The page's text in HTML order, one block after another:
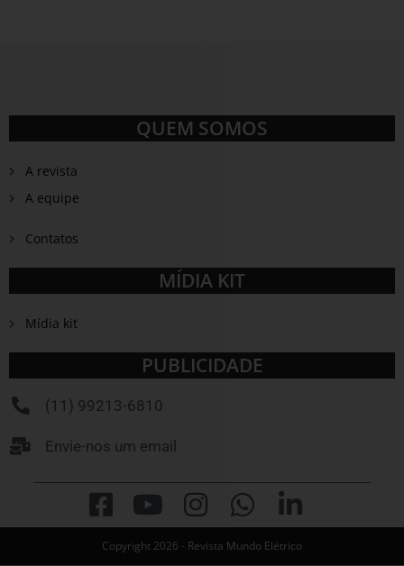
QUEM SOMOS
A revista
A equipe
Contatos
MÍDIA KIT
Mídia kit
PUBLICIDADE
(11) 99213-6810
Envie-nos um email
Copyright 2026 - Revista Mundo Elétrico